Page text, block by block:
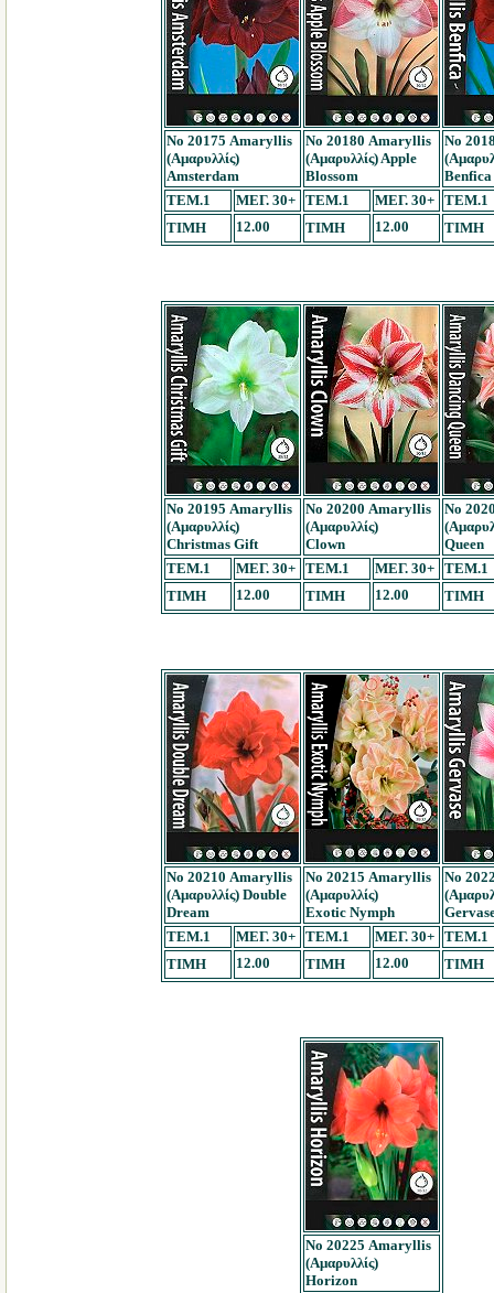
Νο 20175 Amaryllis
(Αμαρυλλίς)
Amsterdam
Νο 20180 Amaryllis
(Αμαρυλλίς) Apple
Blossom
Νο
Benfica
TEM.1
ΜΕΓ. 30+ TEM.1 ΜΕΓ. 30+
TEM.1
ΤΙΜΗ
12.00 ΤΙΜΗ 12.00 ΤΙΜΗ
Νο 20195 Amaryllis
(Αμαρυλλίς)
Christmas Gift
Νο 20200 Amaryllis
(Αμαρυλλίς)
Clown
Νο
Queen
TEM.1
ΜΕΓ. 30+ TEM.1 ΜΕΓ. 30+
TEM.1
ΤΙΜΗ
12.00 ΤΙΜΗ 12.00 ΤΙΜΗ
Νο 20210 Amaryllis
(Αμαρυλλίς) Double
Dream
Νο 20215 Amaryllis
(Αμαρυλλίς)
Exotic Nymph
Νο
TEM.1
ΜΕΓ. 30+ TEM.1 ΜΕΓ. 30+
TEM.1
ΤΙΜΗ
12.00 ΤΙΜΗ 12.00 ΤΙΜΗ
Νο 20225 Amaryllis
(Αμαρυλλίς)
Horizon